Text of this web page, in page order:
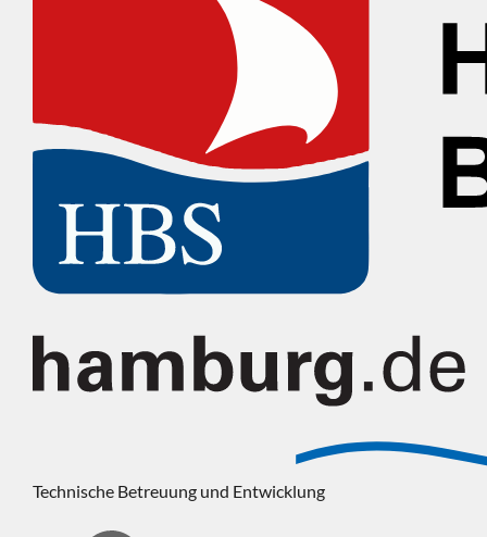
Technische Betreuung und Entwicklung